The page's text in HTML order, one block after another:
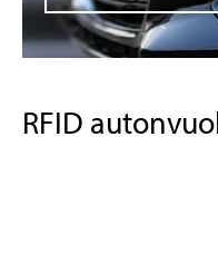
RFID